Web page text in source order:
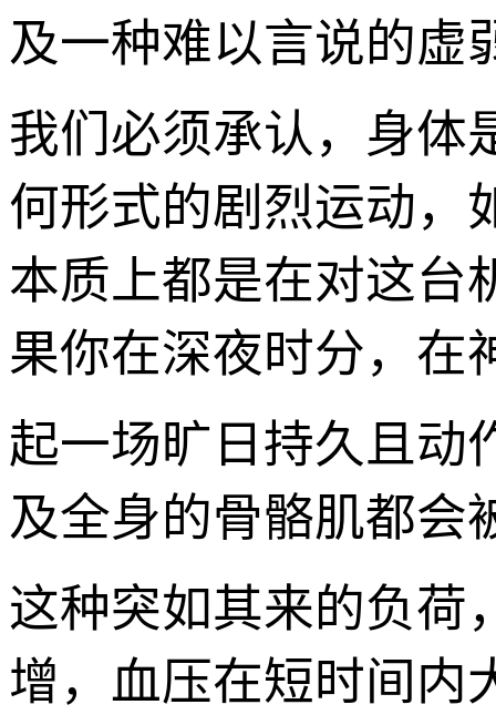
及一种难以言说的虚
我们必须承认，身体
何形式的剧烈运动，
本质上都是在对这台
果你在深夜时分，
起一场旷日持久且动
及全身的骨骼肌都会
这种突如其来的负荷
增，血压在短时间内